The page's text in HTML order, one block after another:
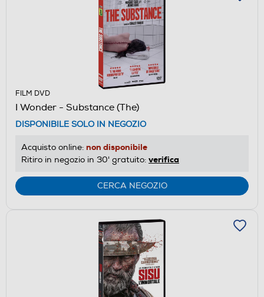
FILM DVD
I Wonder - Substance (The)
DISPONIBILE SOLO IN NEGOZIO
Acquisto online: non disponibile
Ritiro in negozio in 30' gratuito: verifica
CERCA NEGOZIO